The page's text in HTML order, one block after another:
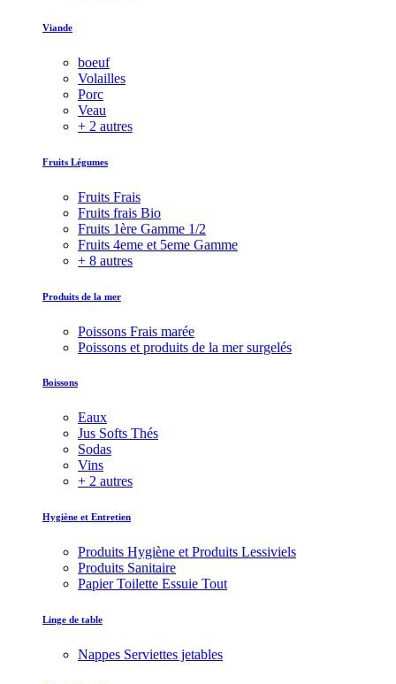
Viande
boeuf
Volailles
Porc
Veau
+ 2 autres
Fruits Légumes
Fruits Frais
Fruits frais Bio
Fruits 1ère Gamme 1/2
Fruits 4eme et 5eme Gamme
+ 8 autres
Produits de la mer
Poissons Frais marée
Poissons et produits de la mer surgelés
Boissons
Eaux
Jus Softs Thés
Sodas
Vins
+ 2 autres
Hygiène et Entretien
Produits Hygiène et Produits Lessiviels
Produits Sanitaire
Papier Toilette Essuie Tout
Linge de table
Nappes Serviettes jetables